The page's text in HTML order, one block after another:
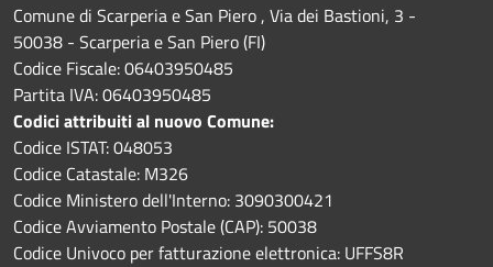
Comune di Scarperia e San Piero , Via dei Bastioni, 3 -
50038 - Scarperia e San Piero (FI)
Codice Fiscale: 06403950485
Partita IVA: 06403950485
Codici attribuiti al nuovo Comune:
Codice ISTAT: 048053
Codice Catastale: M326
Codice Ministero dell'Interno: 3090300421
Codice Avviamento Postale (CAP): 50038
Codice Univoco per fatturazione elettronica: UFFS8R